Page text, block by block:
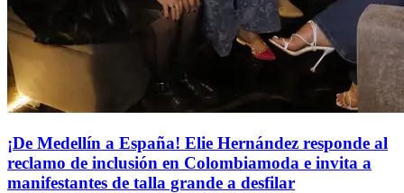
¡De Medellín a España! Elie Hernández responde al
reclamo de inclusión en Colombiamoda e invita a
manifestantes de talla grande a desfilar